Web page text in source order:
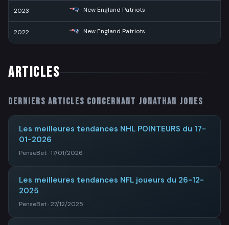
2023 New England Patriots
2022 New England Patriots
ARTICLES
Derniers articles concernant Jonathan Jones
Les meilleures tendances NHL POINTEURS du 17-
01-2026
PenseBet · 17/01/2026
Les meilleures tendances NFL joueurs du 26-12-
2025
PenseBet · 27/12/2025